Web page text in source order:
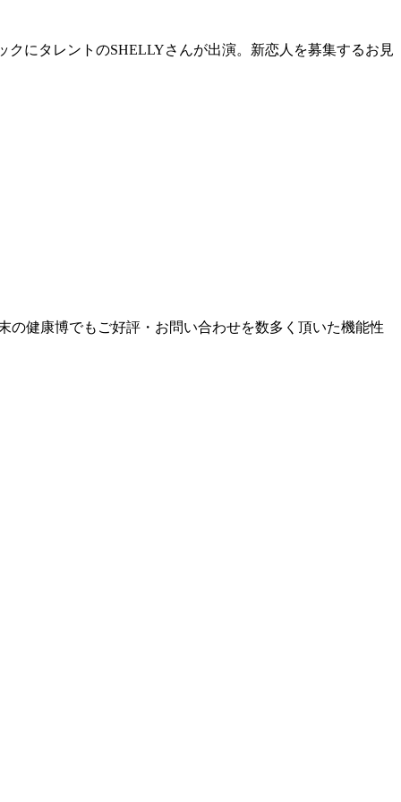
にタレントのSHELLYさんが出演。新恋人を募集するお見
健康博でもご好評・お問い合わせを数多く頂いた機能性